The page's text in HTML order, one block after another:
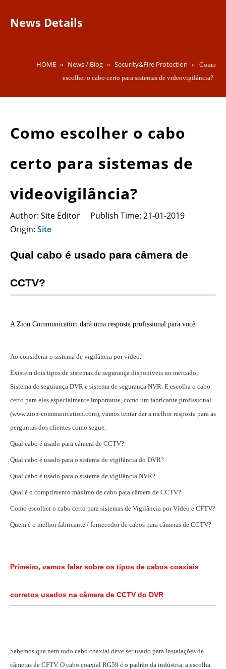
News Details
HOME » News / Blog » Security&Fire Protection » Como
escolher o cabo certo para sistemas de videovigilância?
Como escolher o cabo
certo para sistemas de
videovigilância?
Author: Site Editor Publish Time: 21-01-2019
Origin: Site
Qual cabo é usado para câmera de
CCTV?
A Zion Communication dará uma resposta profissional para você.
Ao considerar o sistema de vigilância por vídeo.
Existem dois tipos de sistemas de segurança disponíveis no mercado;
Sistema de segurança DVR e sistema de segurança NVR. E escolha o cabo
certo para eles especialmente importante, como um fabricante profissional
(www.zion-communication.com), vamos tentar dar a melhor resposta para as
perguntas dos clientes como segue:
Qual cabo é usado para câmera de CCTV?
Qual cabo é usado para o sistema de vigilância do DVR?
Qual cabo é usado para o sistema de vigilância NVR?
Qual é o comprimento máximo de cabo para câmera de CCTV?
Como escolher o cabo certo para sistemas de Vigilância por Vídeo e CFTV?
Quem é o melhor fabricante / fornecedor de cabos para câmeras de CCTV?
Primeiro, vamos falar sobre os tipos de cabos coaxiais
corretos usados na câmera de CCTV do DVR
Sabemos que nem todo cabo coaxial deve ser usado para instalações de
câmeras de CFTV. O cabo coaxial RG59 é o padrão da indústria, a escolha